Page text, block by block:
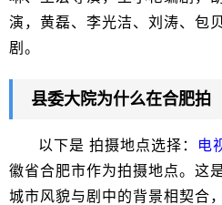
演，黄磊、李光洁、刘涛、包
剧。
县委大院为什么在合肥拍
以下是 拍摄地点选择： 电
徽省合肥市作为拍摄地点。这
城市风貌与剧中的背景相契合